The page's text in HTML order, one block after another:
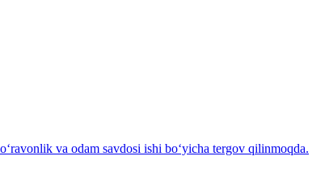
va odam savdosi ishi bo‘yicha tergov qilinmoqda.